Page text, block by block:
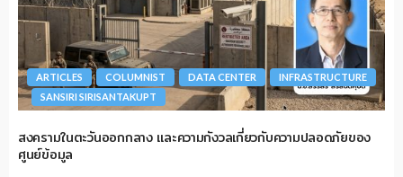
ARTICLES COLUMNIST DATA CENTER
INFRASTRUCTURE
SANSIRI SIRISANTAKUPT
สงครามในตะวันออกกลาง และความกังวลเกี่ยวกับความปลอดภัยของ
ศูนย์ข้อมูล